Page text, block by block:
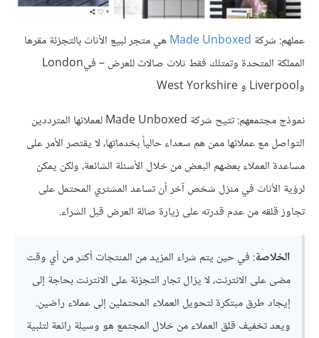
عملهم: شركة Made Unboxedهي متجر لبيع الأثاث بالتجزئة مقرها
المملكة المتحدة وتمتلك فقط ثلاث صالات للعرض – فيLondon
وLiverpool و West Yorkshire
نموذج مجتمعهم: تتيح شركة Made Unboxed لعملائها المترددين
التواصل مع عملائها ممن هم سعداء حالياً بخدماتها، لا يقتصر الأمر على
مساعدة العملاء بعضهم البعض من خلال الأسئلة الشائعة، ولكن يمكن
لرؤية الأثاث في منزل شخص آخر أن تساعد المشتري المحتمل على
تجاوز قلقه من عدم قدرته على زيارة صالة العرض قبل الشراء.
الخلاصة: في حين يتم شراء المزيد من المنتجات أكثر من أي وقت
مضى على الانترنت، لا يزال تجار التجزئة على الانترنت بحاجة إلى
إيجاد طرق مبتكرة لتحويل العملاء المحتملين إلى عملاء راضين.
ويعد تخفيف قلق العملاء من خلال المجتمع هو وسيلة رائعة لتلبية